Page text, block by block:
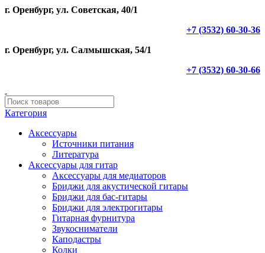
г. Оренбург, ул. Советская, 40/1
+7 (3532) 60-30-36
г. Оренбург, ул. Салмышская, 54/1
+7 (3532) 60-30-66
Категория
Аксессуары
Источники питания
Литература
Аксессуары для гитар
Аксессуары для медиаторов
Бриджи для акустической гитары
Бриджи для бас-гитары
Бриджи для электрогитары
Гитарная фурнитура
Звукосниматели
Каподастры
Колки